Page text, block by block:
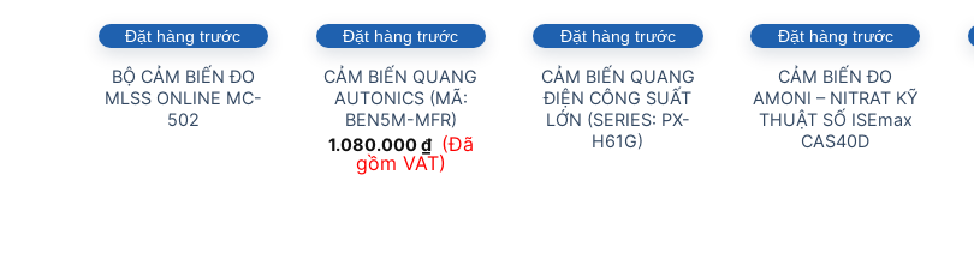
Đặt hàng trước
BỘ CẢM BIẾN ĐO
MLSS ONLINE MC-
502
Đặt hàng trước
CẢM BIẾN QUANG
AUTONICS (MÃ:
BEN5M-MFR)
1.080.000₫ (Đã
gồm VAT)
Đặt hàng trước
CẢM BIẾN QUANG
ĐIỆN CÔNG SUẤT
LỚN (SERIES: PX-
H61G)
Đặt hàng trước
CẢM BIẾN ĐO
AMONI – NITRAT KỸ
THUẬT SỐ ISEmax
CAS40D